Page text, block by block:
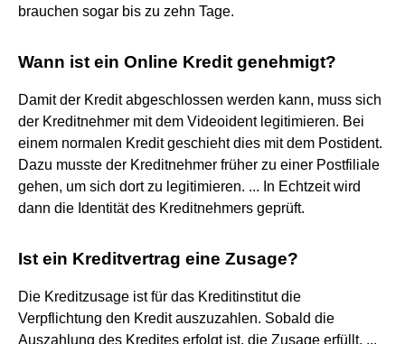
brauchen sogar bis zu zehn Tage.
Wann ist ein Online Kredit genehmigt?
Damit der Kredit abgeschlossen werden kann, muss sich
der Kreditnehmer mit dem Videoident legitimieren. Bei
einem normalen Kredit geschieht dies mit dem Postident.
Dazu musste der Kreditnehmer früher zu einer Postfiliale
gehen, um sich dort zu legitimieren. ... In Echtzeit wird
dann die Identität des Kreditnehmers geprüft.
Ist ein Kreditvertrag eine Zusage?
Die Kreditzusage ist für das Kreditinstitut die
Verpflichtung den Kredit auszuzahlen. Sobald die
Auszahlung des Kredites erfolgt ist, die Zusage erfüllt. ...